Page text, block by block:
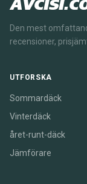
Den mest
recensioner,
UTFORSKA
Sommardäck
Vinterdäck
året-runt-däck
Jämförare